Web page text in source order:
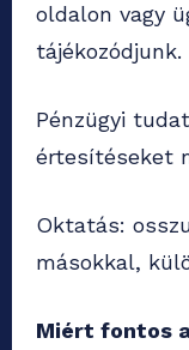
oldalon vagy
tájékozódjunk.
Pénzügyi
értesítéseket
Oktatás:
másokkal,
Miért fontos